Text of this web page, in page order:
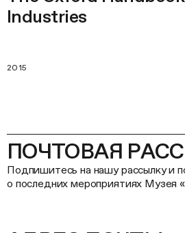
Industries
2015
ПОЧТОВАЯ
Подпишитесь на нашу рассылку и
о последних мероприятиях Музея